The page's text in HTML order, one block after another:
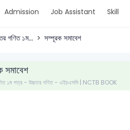
Admission Job Assistant Skill
গণিত ১ম... সম্পূরক সমাবেশ
সমাবেশ
১ম পত্র - উচ্চতর গণিত - এইচএসসি | NCTB BOOK